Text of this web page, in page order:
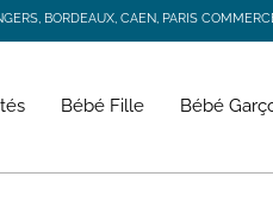
BORDEAUX, CAEN, PARIS
Bébé Fille Bébé